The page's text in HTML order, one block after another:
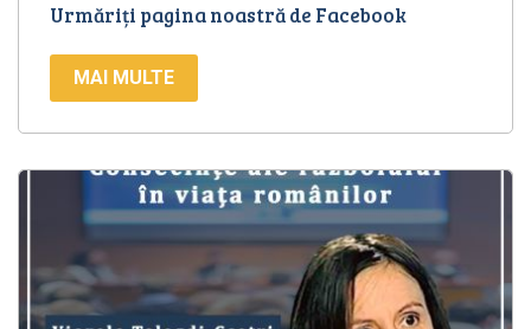
Urmăriți pagina noastră de Facebook
MAI MULTE